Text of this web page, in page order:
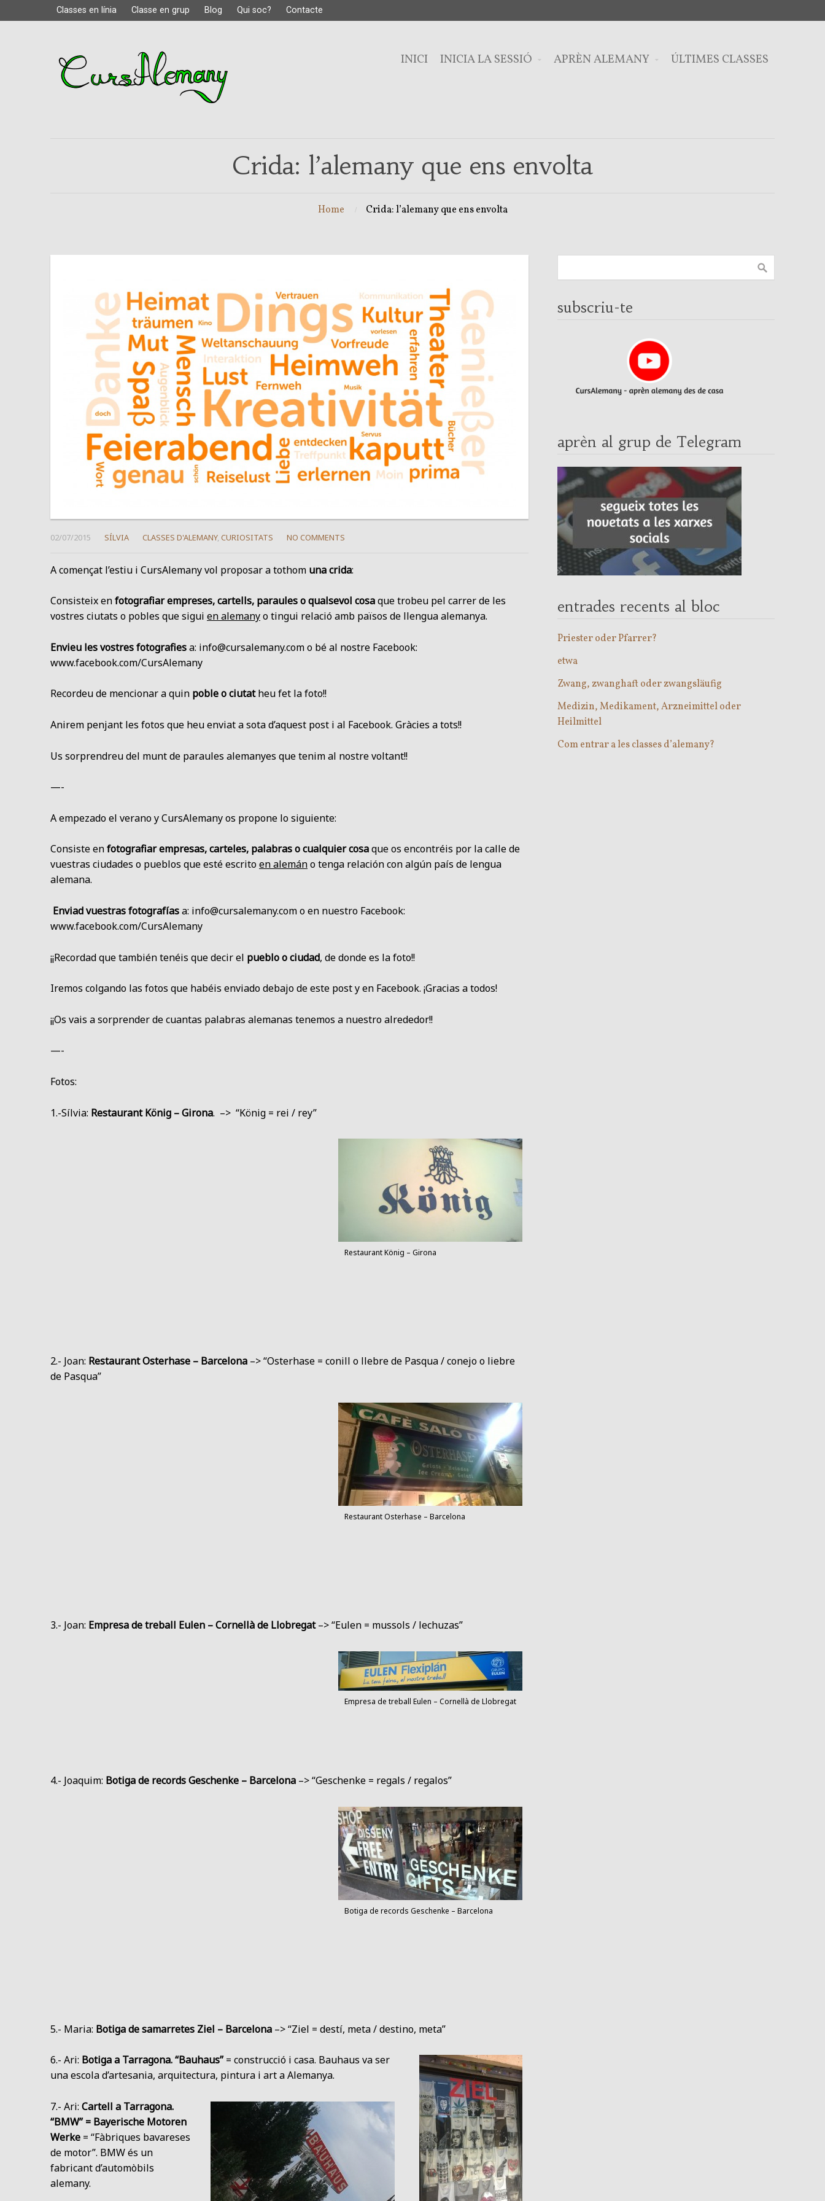
Classes en línia Classe en grup Blog Qui soc? Contacte
INICI INICIA LA SESSIÓ APRÈN ALEMANY ÚLTIMES CLASSES
Crida: l’alemany que ens envolta
Home Crida: l’alemany que ens envolta
02/07/2015 SÍLVIA CLASSES D'ALEMANY, CURIOSITATS NO COMMENTS
A començat l’estiu i CursAlemany vol proposar a tothom una crida:
Consisteix enfotografiar empreses, cartells, paraules o qualsevol cosaque trobeu pel carrer de les
vostres ciutats o pobles que sigui en alemanyo tingui relació amb països de llengua alemanya.
Envieu les vostres fotografiesa: info@cursalemany.com o bé al nostre Facebook:
www.facebook.com/CursAlemany
Recordeu de mencionar a quin poble o ciutatheu fet la foto!!
Anirem penjant les fotos que heu enviat a sota d’aquest post i al Facebook. Gràcies a tots!!
Us sorprendreu del munt de paraules alemanyes que tenim al nostre voltant!!
—-
A empezado el verano y CursAlemany os propone lo siguiente:
Consiste enfotografiar empresas, carteles, palabras o cualquier cosaque os encontréis por la calle de
vuestras ciudades o pueblos que esté escritoen alemáno tenga relación con algún país de lengua
alemana.
Enviad vuestras fotografíasa: info@cursalemany.com o en nuestro Facebook:
www.facebook.com/CursAlemany
¡¡Recordad que también tenéis que decir el pueblo o ciudad, de donde es la foto!!
Iremos colgando las fotos que habéis enviado debajo de este post y en Facebook. ¡Gracias a todos!
¡¡Os vais a sorprender de cuantas palabras alemanas tenemos a nuestro alrededor!!
—-
Fotos:
1.-Sílvia: Restaurant König – Girona. –> “König = rei / rey”
Restaurant König – Girona
2.- Joan: Restaurant Osterhase – Barcelona –> “Osterhase = conill o llebre de Pasqua / conejo o liebre
de Pasqua”
Restaurant Osterhase – Barcelona
3.- Joan: Empresa de treball Eulen – Cornellà de Llobregat–> “Eulen = mussols / lechuzas”
Empresa de treball Eulen – Cornellà de Llobregat
4.- Joaquim: Botiga de records Geschenke – Barcelona –> “Geschenke = regals / regalos”
Botiga de records Geschenke – Barcelona
5.- Maria: Botiga de samarretes Ziel – Barcelona –> “Ziel = destí, meta / destino, meta”
6.- Ari: Botiga a Tarragona. “Bauhaus” = construcció i casa. Bauhaus va ser
una escola d’artesania, arquitectura, pintura i art a Alemanya.
7.- Ari: Cartell a Tarragona.
“BMW” = Bayerische Motoren
Werke = “Fàbriques bavareses
de motor”. BMW és un
fabricant d’automòbils
alemany.
subscriu-te
aprèn al grup de Telegram
entrades recents al bloc
Priester oder Pfarrer?
etwa
Zwang, zwanghaft oder zwangsläufig
Medizin, Medikament, Arzneimittel oder
Heilmittel
Com entrar a les classes d’alemany?